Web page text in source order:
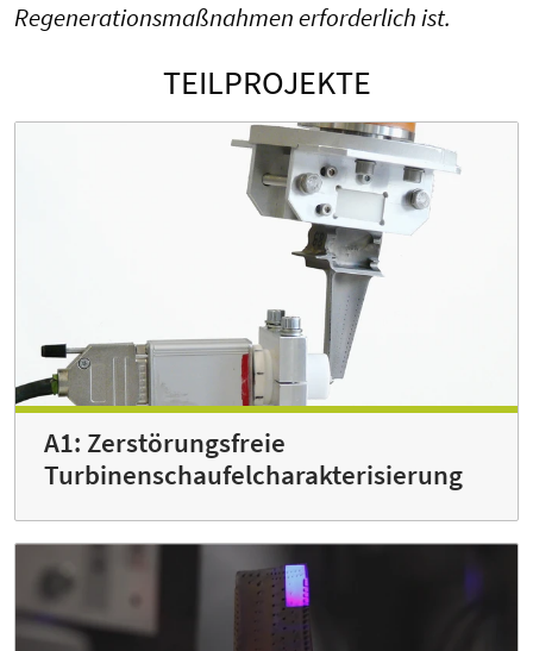
Regenerationsmaßnahmen erforderlich ist.
TEILPROJEKTE
A1: Zerstörungsfreie
Turbinenschaufel­charakterisierung